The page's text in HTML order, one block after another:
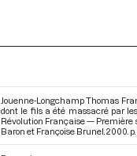
Jouenne-Longchamp Thomas
dont le fils a été massacré par
Révolution Française — Première
Baron et Françoise Brunel. 2000. p.